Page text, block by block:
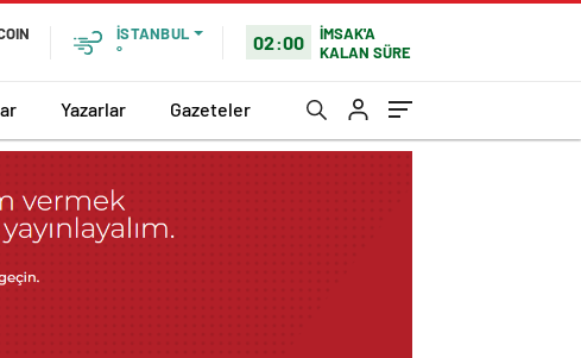
İSTANBUL
°
02:00
İMSAK'A
KALAN SÜRE
Yazarlar Gazeteler